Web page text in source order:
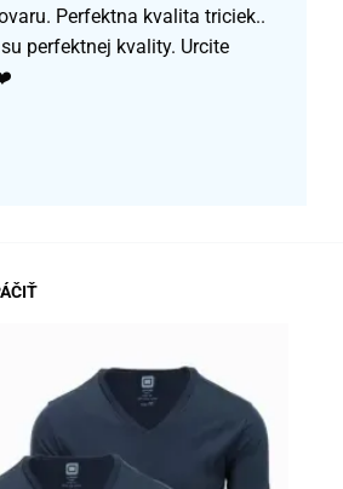
Perfektna kvalita triciek..
perfektnej kvality. Urcite